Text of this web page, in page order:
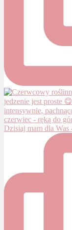
Dzisiaj mam dla